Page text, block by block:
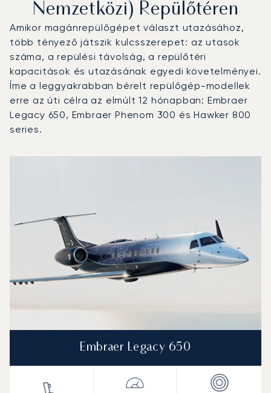
Nemzetközi) Repülőtéren
Amikor magánrepülőgépet választ utazásához,
több tényező játszik kulcsszerepet: az utasok
száma, a repülési távolság, a repülőtéri
kapacitások és utazásának egyedi követelményei.
Íme a leggyakrabban bérelt repülőgép-modellek
erre az úti célra az elmúlt 12 hónapban: Embraer
Legacy 650, Embraer Phenom 300 és Hawker 800
series.
Embraer Legacy 650